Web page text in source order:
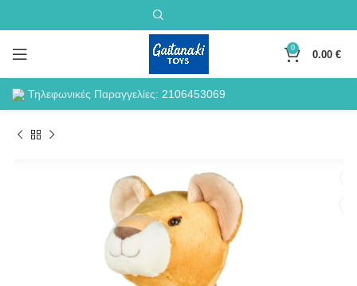
0
0.00 €
Τηλεφωνικές Παραγγελίες: 2106453069